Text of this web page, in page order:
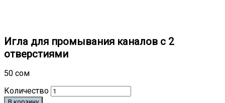
Игла для промывания каналов с 2
отверстиями
50 сом
Количество